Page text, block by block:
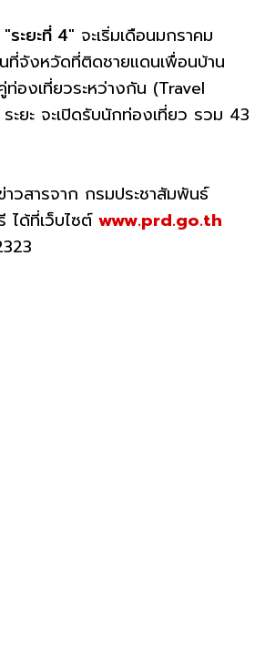
ระยะที่ 4" จะเริ่มเดือนมกราคม
ที่จังหวัดที่ติดชายแดนเพื่อนบ้าน
องเที่ยวระหว่างกัน (Travel
ยะ จะเปิดรับนักท่องเที่ยว รวม 43
วสารจาก กรมประชาสัมพันธ์
ได้ที่เว็บไซต์ www.prd.go.th